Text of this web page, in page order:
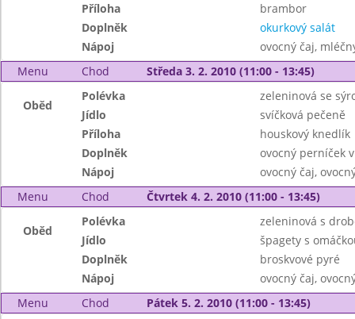
Příloha
brambor
Doplněk
okurkový salát
Nápoj
ovocný čaj,
Menu
Chod Středa 3. 2. 2010 (11:00 - 13:45)
Oběd
Polévka
zeleninová se
Jídlo
svíčková pečeně
Příloha
houskový knedlík
Doplněk
ovocný perníček
Nápoj
ovocný čaj,
Menu
Chod Čtvrtek 4. 2. 2010 (11:00 - 13:45)
Oběd
Polévka
zeleninová s
Jídlo
špagety s
Doplněk
broskvové pyré
Nápoj
ovocný čaj,
Menu
Chod Pátek 5. 2. 2010 (11:00 - 13:45)